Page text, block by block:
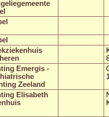
Emergis -
Zeeland
Elisabeth